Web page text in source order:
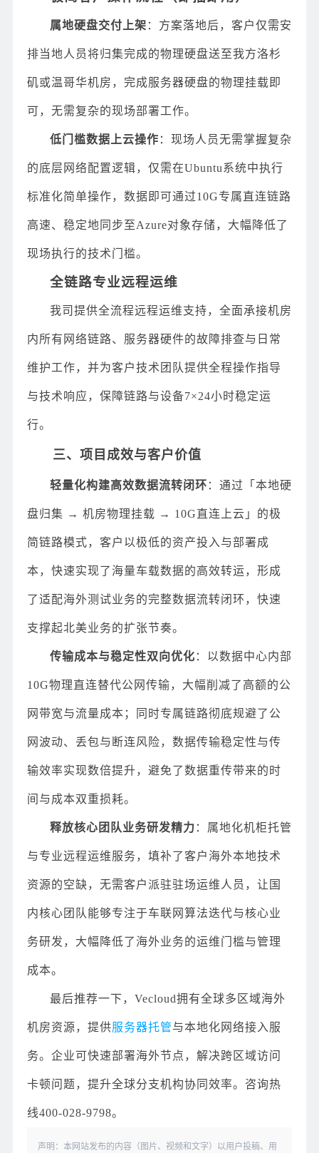
属地硬盘交付上架 ：方案落地后，客户仅需安
排当地人员将归集完成的物理硬盘送至我方洛杉
矶或温哥华机房，完成服务器硬盘的物理挂载即
可，无需复杂的现场部署工作。
低门槛数据上云操作 ：现场人员无需掌握复杂
的底层网络配置逻辑，仅需在Ubuntu系统中执行
标准化简单操作，数据即可通过10G专属直连链路
高速、稳定地同步至Azure对象存储，大幅降低了
现场执行的技术门槛。
全链路专业远程运维
我司提供全流程远程运维支持，全面承接机房
内所有网络链路、服务器硬件的故障排查与日常
维护工作，并为客户技术团队提供全程操作指导
与技术响应，保障链路与设备7×24小时稳定运
行。
三、项目成效与客户价值
轻量化构建高效数据流转闭环 ：通过「本地硬
盘归集 → 机房物理挂载 → 10G直连上云」的极
简链路模式，客户以极低的资产投入与部署成
本，快速实现了海量车载数据的高效转运，形成
了适配海外测试业务的完整数据流转闭环，快速
支撑起北美业务的扩张节奏。
传输成本与稳定性双向优化 ：以数据中心内部
10G物理直连替代公网传输，大幅削减了高额的公
网带宽与流量成本；同时专属链路彻底规避了公
网波动、丢包与断连风险，数据传输稳定性与传
输效率实现数倍提升，避免了数据重传带来的时
间与成本双重损耗。
释放核心团队业务研发精力 ：属地化机柜托管
与专业远程运维服务，填补了客户海外本地技术
资源的空缺，无需客户派驻驻场运维人员，让国
内核心团队能够专注于车联网算法迭代与核心业
务研发，大幅降低了海外业务的运维门槛与管理
成本。
最后推荐一下，Vecloud拥有全球多区域海外
机房资源，提供服务器托管与本地化网络接入服
务。企业可快速部署海外节点，解决跨区域访问
卡顿问题，提升全球分支机构协同效率。咨询热
线400-028-9798。
声明：本网站发布的内容（图片、视频和文字）以用户投稿、用